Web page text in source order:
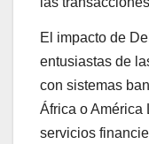
El impacto de
entusiastas de
con sistemas
África o América
servicios